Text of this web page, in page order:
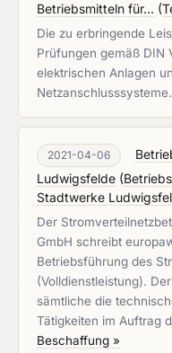
Betriebsmitteln für... (
Die zu erbringende
Prüfungen gemäß DIN
elektrischen Anlagen
Netzanschlusssysteme.
2021-04-06
Ludwigsfelde (
Stadtwerke
Der
GmbH schreibt
Betriebsführung des
(Volldienstleistung).
sämtliche die
Tätigkeiten im Auftrag
Beschaffung »